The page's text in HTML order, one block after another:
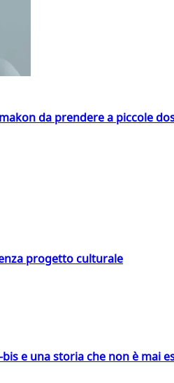
da prendere a piccole
progetto culturale
e una storia che non è mai